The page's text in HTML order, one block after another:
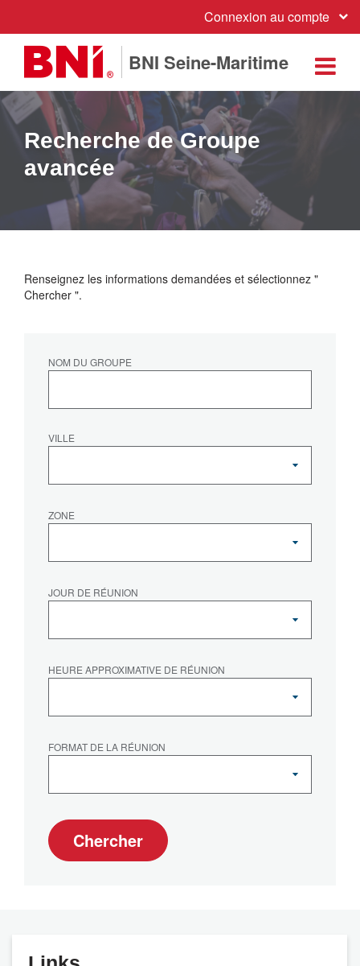
Connexion au compte
BNI Seine-Maritime
Recherche de Groupe
avancée
Renseignez les informations demandées et sélectionnez "
Chercher ".
NOM DU GROUPE
VILLE
ZONE
JOUR DE RÉUNION
HEURE APPROXIMATIVE DE RÉUNION
FORMAT DE LA RÉUNION
Chercher